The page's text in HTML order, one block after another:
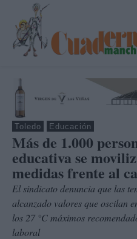
Toledo Educación
Más de 1.000
educativa se
medidas frente al
El sindicato denuncia que las
alcanzado valores que oscilan
los 27 °C máximos
laboral